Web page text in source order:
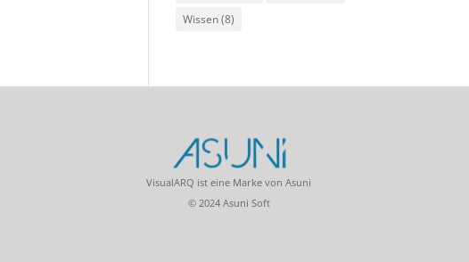
Wissen(8)
VisualARQ ist eine Marke von Asuni
© 2024 Asuni Soft